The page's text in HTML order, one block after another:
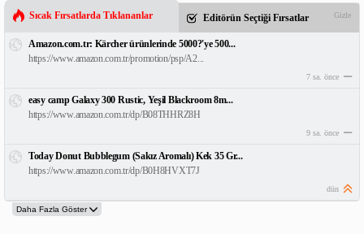
Sıcak Fırsatlarda Tıklananlar Editörün Seçtiği Fırsatlar Gizle
Amazon.com.tr: Kärcher ürünlerinde 5000?'ye 500...
https://www.amazon.com.tr/promotion/psp/A2...
7 sa. önce
easy camp Galaxy 300 Rustic, Yeşil Blackroom 8m...
https://www.amazon.com.tr/dp/B08THHRZ8H
9 sa. önce
Today Donut Bubblegum (Sakız Aromalı) Kek 35 Gr...
https://www.amazon.com.tr/dp/B0H8HVXT7J
dün